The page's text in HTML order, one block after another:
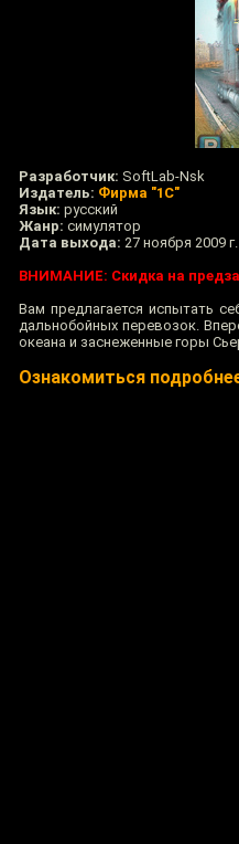
Разработчик: SoftLab-Nsk
Издатель: Фирма "1С"
Язык: русский
Жанр: симулятор
Дата выхода: 27 ноября 2009 г.
ВНИМАНИЕ: Скидка на
Вам предлагается испытать
дальнобойных перевозок.
океана и заснеженные горы
Ознакомиться